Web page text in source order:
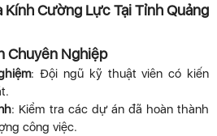
Kính Cường Lực Tại Tỉnh Quảng
Chuyên Nghiệp
: Đội ngũ kỹ thuật viên có kiến
: Kiểm tra các dự án đã hoàn thành
công việc.